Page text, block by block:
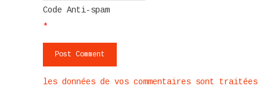
Code Anti-spam
*
les données de vos commentaires sont traitées